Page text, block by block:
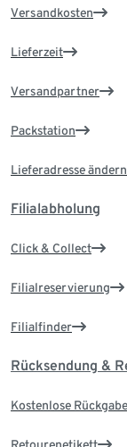
Versandkosten
Lieferzeit
Versandpartner
Packstation
Lieferadresse ändern
Filialabholung
Click & Collect
Filialreservierung
Filialfinder
Rücksendung &
Kostenlose